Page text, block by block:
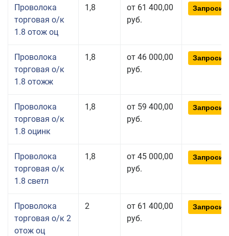
Проволока
торговая о/к
1.8 отож оц
1,8
от 61 400,00
руб.
Проволока
торговая о/к
1.8 отожж
1,8
от 46 000,00
руб.
Проволока
торговая о/к
1.8 оцинк
1,8
от 59 400,00
руб.
Проволока
торговая о/к
1.8 светл
1,8
от 45 000,00
руб.
Проволока
торговая о/к 2
отож оц
2
от 61 400,00
руб.